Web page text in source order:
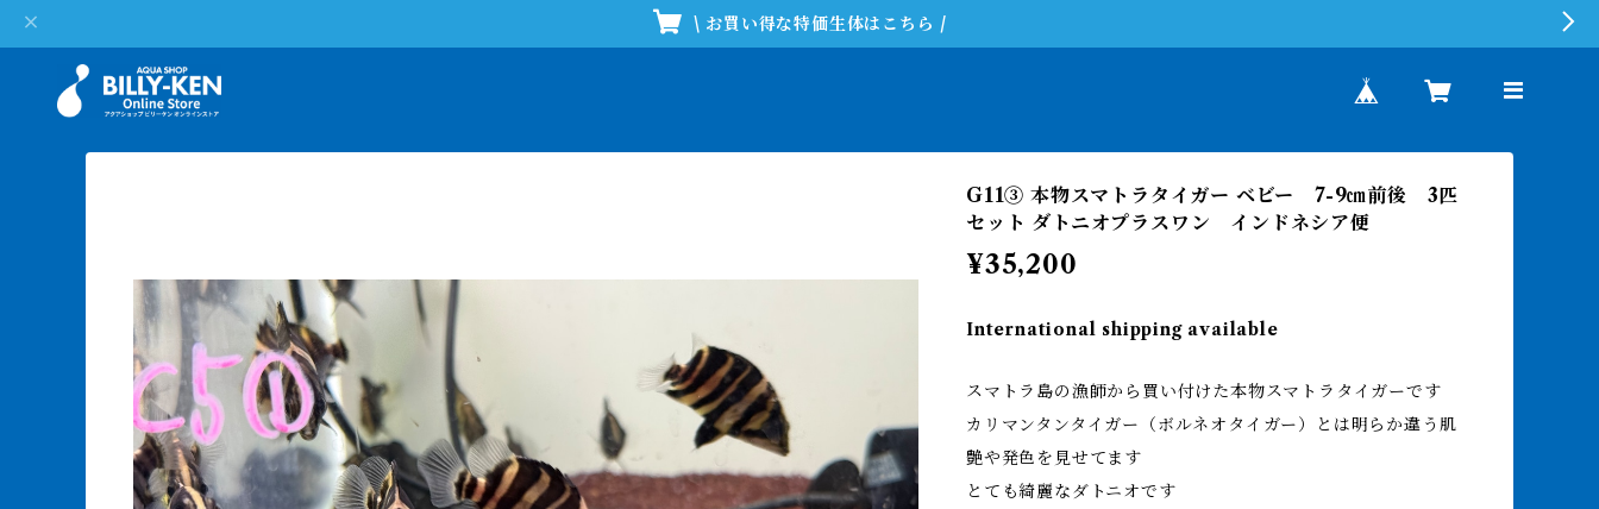
\ お買い得な特価生体はこちら /
G11③ 本物スマトラタイガー ベビー 7-9㎝前後 3匹
セット ダトニオプラスワン インドネシア便
¥35,200
International shipping available
スマトラ島の漁師から買い付けた本物スマトラタイガーです
カリマンタンタイガー（ボルネオタイガー）とは明らか違う肌
艶や発色を見せてます
とても綺麗なダトニオです